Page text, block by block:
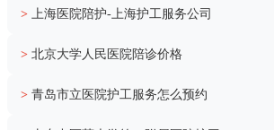
> 上海医院陪护-上海护工服务公司
> 北京大学人民医院陪诊价格
> 青岛市立医院护工服务怎么预约